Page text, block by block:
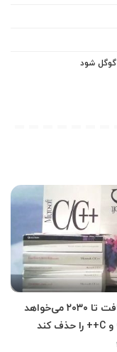
شود
مایکروسافت تا ۲۰۳۰ می‌خواهد